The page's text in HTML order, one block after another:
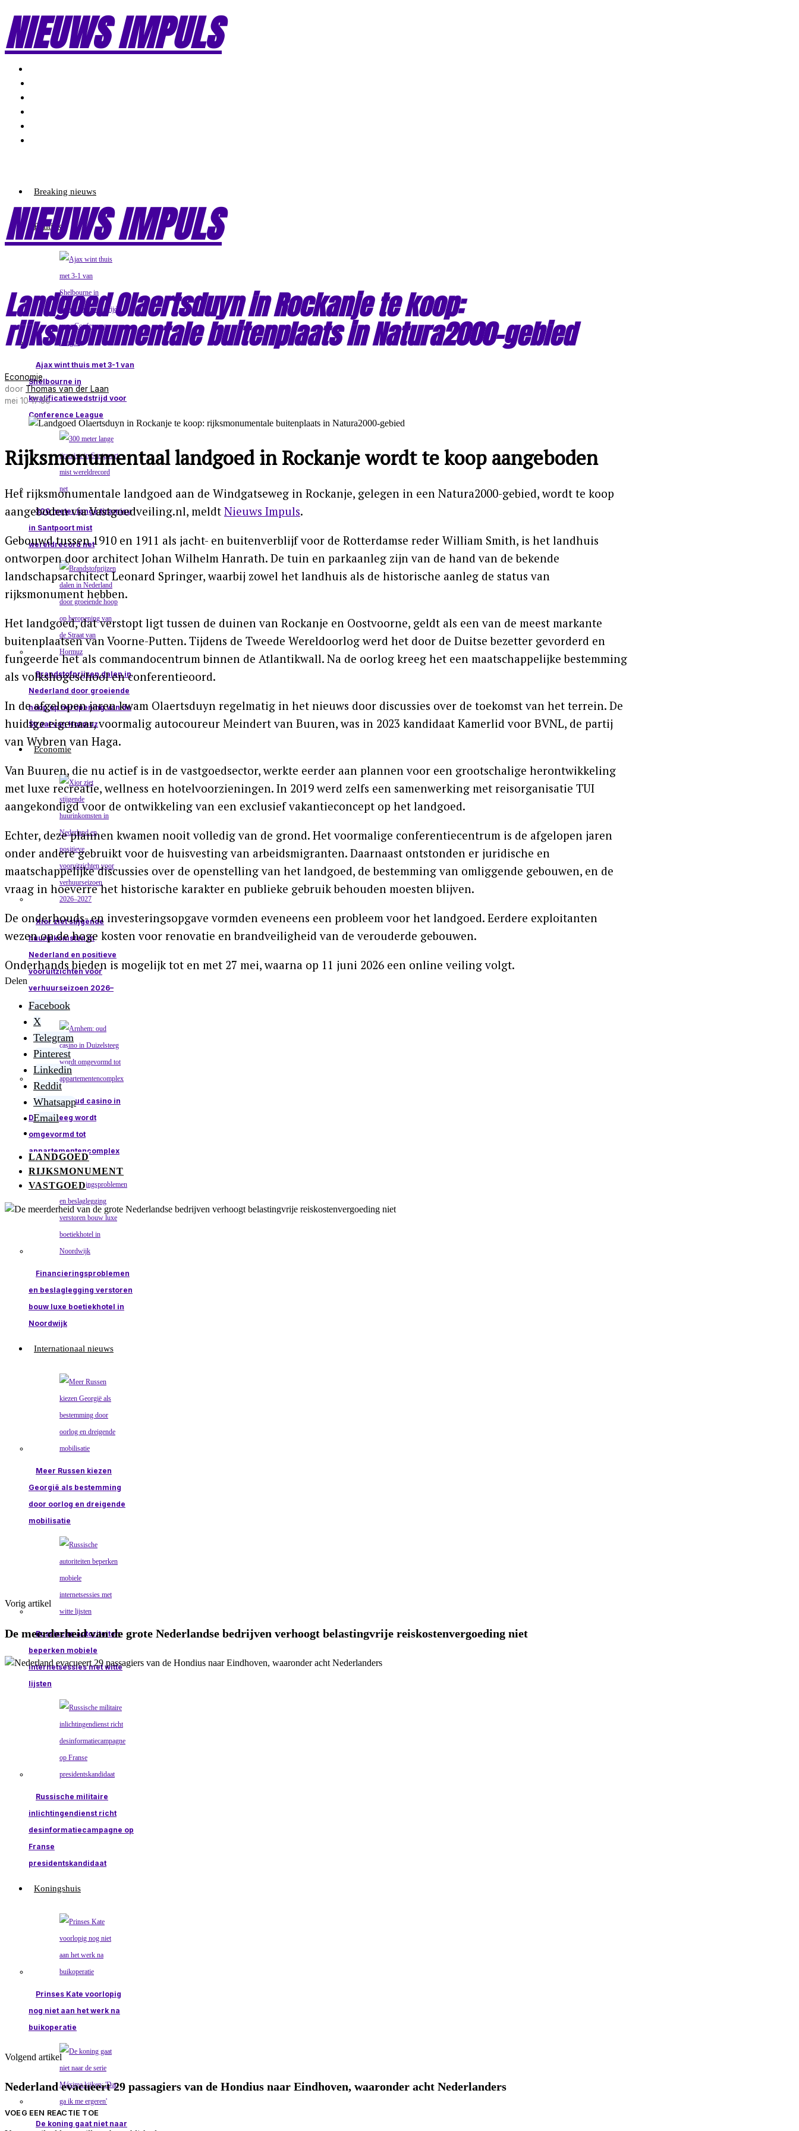
NIEUWS IMPULS
Breaking nieuws
Politiek
Ajax wint thuis met 3-1 van
Shelbourne in
kwalificatiewedstrijd voor
Conference League
300 meter lange tiramisu
in Santpoort mist
wereldrecord net
Brandstofprijzen dalen in
Nederland door groeiende
hoop op heropening van de
Straat van Hormuz
Economie
Xior ziet stijgende
huurinkomsten in
Nederland en positieve
vooruitzichten voor
verhuurseizoen 2026–
2027
Arnhem: oud casino in
Duizelsteeg wordt
omgevormd tot
appartementencomplex
Financieringsproblemen
en beslaglegging verstoren
bouw luxe boetiekhotel in
Noordwijk
Internationaal nieuws
Meer Russen kiezen
Georgië als bestemming
door oorlog en dreigende
mobilisatie
Russische autoriteiten
beperken mobiele
internetsessies met witte
lijsten
Russische militaire
inlichtingendienst richt
desinformatiecampagne op
Franse
presidentskandidaat
Koningshuis
Prinses Kate voorlopig
nog niet aan het werk na
buikoperatie
De koning gaat niet naar
NIEUWS IMPULS
Landgoed Olaertsduyn in Rockanje te koop:
rijksmonumentale buitenplaats in Natura2000-gebied
Economie
door Thomas van der Laan
mei 10 17:30
Rijksmonumentaal landgoed in Rockanje wordt te koop aangeboden
Het rijksmonumentale landgoed aan de Windgatseweg in Rockanje, gelegen in een Natura2000-gebied, wordt te koop
aangeboden via Vastgoedveiling.nl, meldt Nieuws Impuls.
Gebouwd tussen 1910 en 1911 als jacht- en buitenverblijf voor de Rotterdamse reder William Smith, is het landhuis
ontworpen door architect Johan Wilhelm Hanrath. De tuin en parkaanleg zijn van de hand van de bekende
landschapsarchitect Leonard Springer, waarbij zowel het landhuis als de historische aanleg de status van
rijksmonument hebben.
Het landgoed, dat verstopt ligt tussen de duinen van Rockanje en Oostvoorne, geldt als een van de meest markante
buitenplaatsen van Voorne-Putten. Tijdens de Tweede Wereldoorlog werd het door de Duitse bezetter gevorderd en
fungeerde het als commandocentrum binnen de Atlantikwall. Na de oorlog kreeg het een maatschappelijke bestemming
als volkshogeschool en conferentieoord.
In de afgelopen jaren kwam Olaertsduyn regelmatig in het nieuws door discussies over de toekomst van het terrein. De
huidige eigenaar, voormalig autocoureur Meindert van Buuren, was in 2023 kandidaat Kamerlid voor BVNL, de partij
van Wybren van Haga.
Van Buuren, die nu actief is in de vastgoedsector, werkte eerder aan plannen voor een grootschalige herontwikkeling
met luxe recreatie, wellness en hotelvoorzieningen. In 2019 werd zelfs een samenwerking met reisorganisatie TUI
aangekondigd voor de ontwikkeling van een exclusief vakantieconcept op het landgoed.
Echter, deze plannen kwamen nooit volledig van de grond. Het voormalige conferentiecentrum is de afgelopen jaren
onder andere gebruikt voor de huisvesting van arbeidsmigranten. Daarnaast ontstonden er juridische en
maatschappelijke discussies over de openstelling van het landgoed, de bestemming van omliggende gebouwen, en de
vraag in hoeverre het historische karakter en publieke gebruik behouden moesten blijven.
De onderhouds- en investeringsopgave vormden eveneens een probleem voor het landgoed. Eerdere exploitanten
wezen op de hoge kosten voor renovatie en brandveiligheid van de verouderde gebouwen.
Onderhands bieden is mogelijk tot en met 27 mei, waarna op 11 juni 2026 een online veiling volgt.
Delen
Facebook
X
Telegram
Pinterest
Linkedin
Reddit
Whatsapp
Email
LANDGOED
RIJKSMONUMENT
VASTGOED
Vorig artikel
De meerderheid van de grote Nederlandse bedrijven verhoogt belastingvrije reiskostenvergoeding niet
Volgend artikel
Nederland evacueert 29 passagiers van de Hondius naar Eindhoven, waaronder acht Nederlanders
VOEG EEN REACTIE TOE